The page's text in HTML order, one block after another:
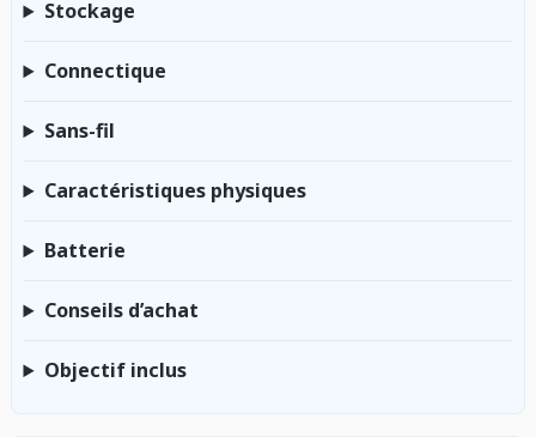
Stockage
Connectique
Sans-fil
Caractéristiques physiques
Batterie
Conseils d’achat
Objectif inclus